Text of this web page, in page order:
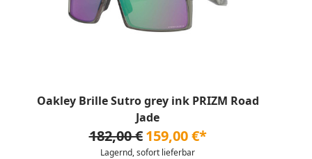
Oakley Brille Sutro grey ink PRIZM Road
Jade
182,00 € 159,00 €*
Lagernd, sofort lieferbar